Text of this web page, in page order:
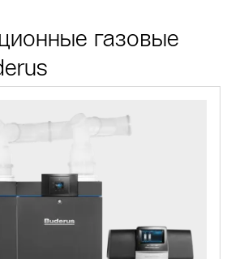
газовые